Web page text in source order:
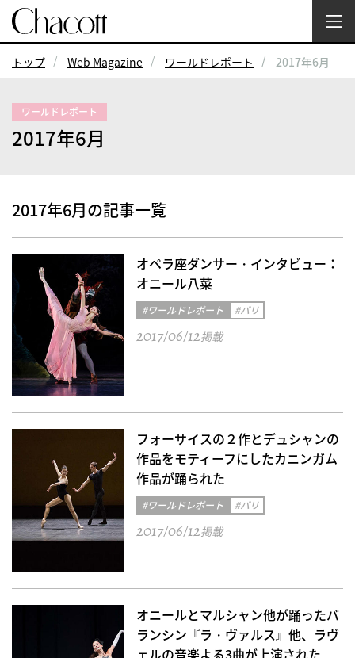
トップ Web Magazine ワールドレポート 2017年6月
ワールドレポート
2017年6月
2017年6月の記事一覧
オペラ座ダンサー・インタビュー：
オニール八菜
#ワールドレポート #パリ
2017/06/12掲載
フォーサイスの２作とデュシャンの
作品をモティーフにしたカニンガム
作品が踊られた
#ワールドレポート #パリ
2017/06/12掲載
オニールとマルシャン他が踊ったバ
ランシン『ラ・ヴァルス』他、ラヴ
ェルの音楽よる3曲が上演された